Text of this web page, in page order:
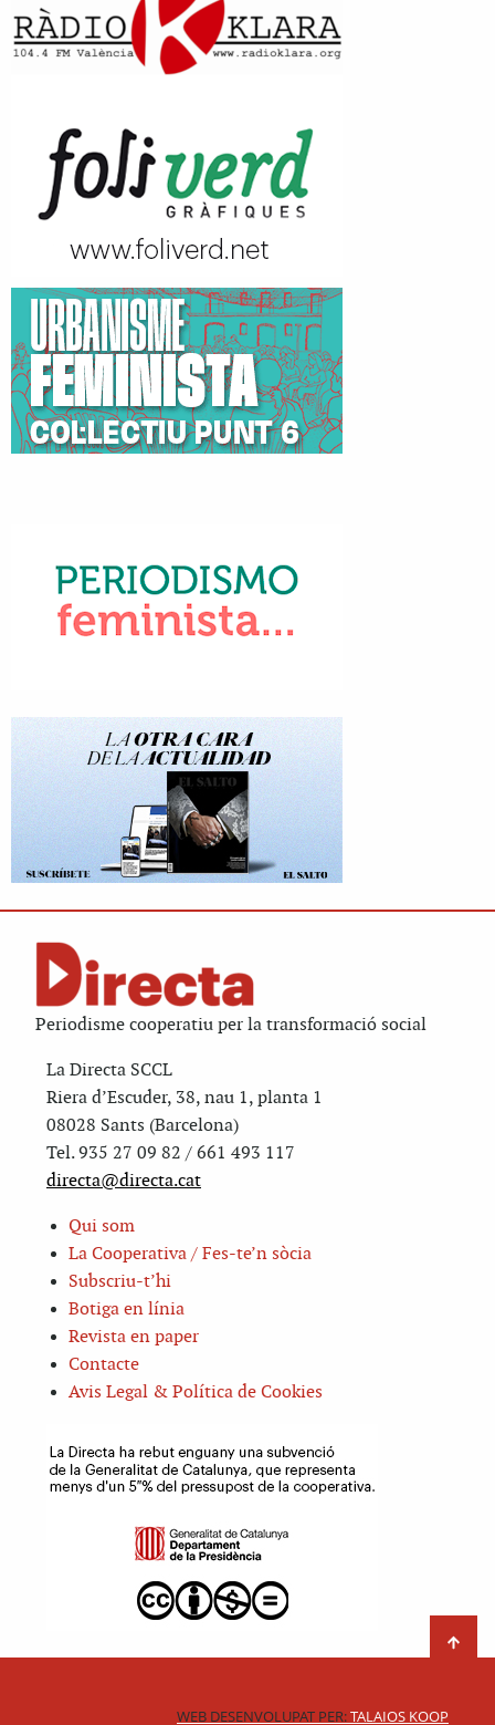
Periodisme cooperatiu per la transformació social
La Directa SCCL
Riera d’Escuder, 38, nau 1, planta 1
08028 Sants (Barcelona)
Tel. 935 27 09 82 / 661 493 117
directa@directa.cat
Qui som
La Cooperativa / Fes-te’n sòcia
Subscriu-t’hi
Botiga en línia
Revista en paper
Contacte
Avis Legal & Política de Cookies
WEB DESENVOLUPAT PER:TALAIOS KOOP